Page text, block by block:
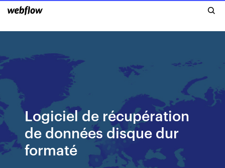
Logiciel de récupération
de données disque dur
formaté